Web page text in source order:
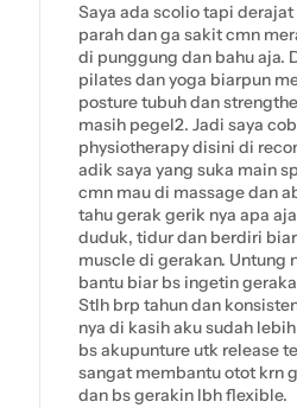
Saya ada scolio tapi
parah dan ga sakit cmn
di punggung dan bahu aja.
pilates dan yoga biarpun
posture tubuh dan
masih pegel2. Jadi saya
physiotherapy disini di
adik saya yang suka main
cmn mau di massage dan
tahu gerak gerik nya apa
duduk, tidur dan berdiri
muscle di gerakan. Untung
bantu biar bs ingetin
Stlh brp tahun dan
nya di kasih aku sudah
bs akupunture utk release
sangat membantu otot krn
dan bs gerakin lbh flexible.